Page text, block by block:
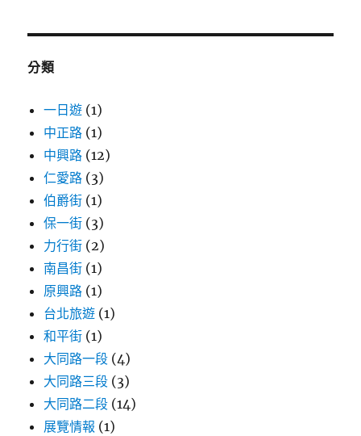
鍵
分類
一日遊 (1)
中正路 (1)
中興路 (12)
仁愛路 (3)
伯爵街 (1)
保一街 (3)
力行街 (2)
南昌街 (1)
原興路 (1)
台北旅遊 (1)
和平街 (1)
大同路一段 (4)
大同路三段 (3)
大同路二段 (14)
展覽情報 (1)